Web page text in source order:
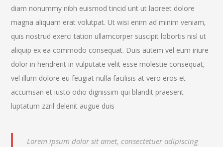
diam nonummy nibh euismod tincid unt ut laoreet dolore
magna aliquam erat volutpat. Ut wisi enim ad minim veniam,
quis nostrud exerci tation ullamcorper suscipit lobortis nisl ut
aliquip ex ea commodo consequat. Duis autem vel eum iriure
dolor in hendrerit in vulputate velit esse molestie consequat,
vel illum dolore eu feugiat nulla facilisis at vero eros et
accumsan et iusto odio dignissim qui blandit praesent
luptatum zzril delenit augue duis
Lorem ipsum dolor sit amet, consectetuer adipiscing